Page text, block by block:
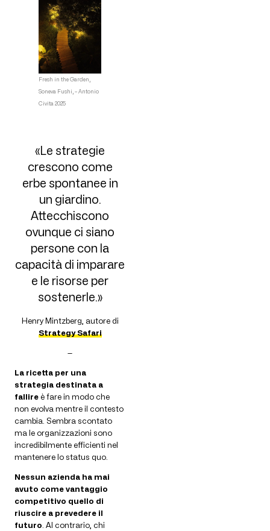
Fresh in the Garden,
Soneva Fushi, – Antonio
Civita 2025
«Le strategie
crescono come
erbe spontanee in
un giardino.
Attecchiscono
ovunque ci siano
persone con la
capacità di imparare
e le risorse per
sostenerle.»
Henry Mintzberg, autore di
Strategy Safari
—
La ricetta per una
strategia destinata a
fallire è fare in modo che
non evolva mentre il contesto
cambia. Sembra scontato
ma le organizzazioni sono
incredibilmente efficienti nel
mantenere lo status quo.
Nessun azienda ha mai
avuto come vantaggio
competitivo quello di
riuscire a prevedere il
futuro. Al contrario, chi